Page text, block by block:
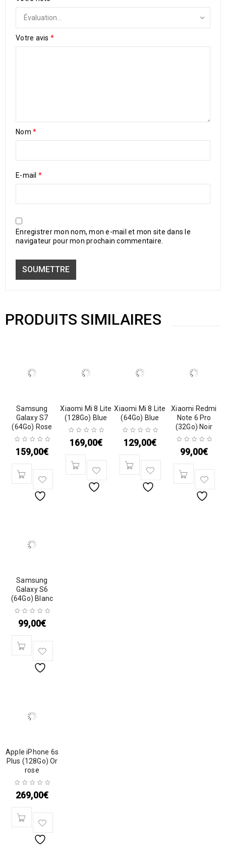
Votre avis *
Nom *
E-mail *
Enregistrer mon nom, mon e-mail et mon site dans le
navigateur pour mon prochain commentaire.
PRODUITS SIMILAIRES
Samsung
Galaxy S7
(64Go) Rose
159,00€
Xiaomi Mi 8 Lite
(128Go) Blue
169,00€
Xiaomi Mi 8 Lite
(64Go) Blue
129,00€
Xiaomi Redmi
Note 6 Pro
(32Go) Noir
99,00€
Samsung
Galaxy S6
(64Go) Blanc
99,00€
Apple iPhone 6s
Plus (128Go) Or
rose
269,00€